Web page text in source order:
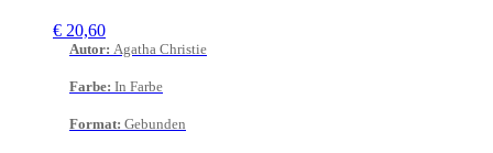
€ 20,60
Autor: Agatha Christie
Farbe: In Farbe
Format: Gebunden